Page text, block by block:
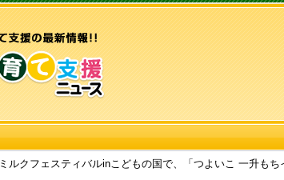
ミルクフェスティバルinこどもの国で、「つよいこ 一升もち